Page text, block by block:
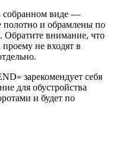
собранном виде —
полотно и обрамлены по
внимание, что
не входят в
зарекомендует себя
для обустройства
и будет по